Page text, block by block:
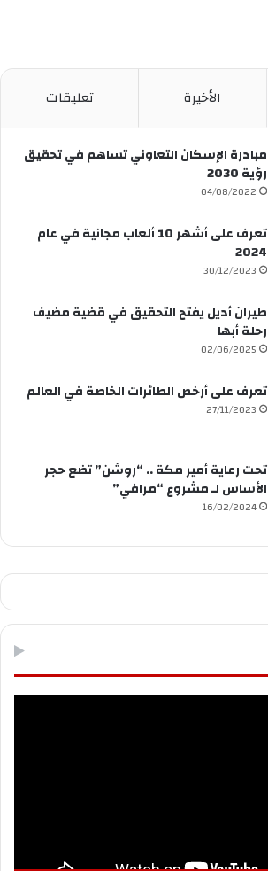
الأخيرة تعليقات
مبادرة الإسكان التعاوني تساهم في تحقيق
رؤية 2030
04/08/2022
تعرف على أشهر 10 ألعاب مجانية في عام
2024
30/12/2023
طيران أديل يفتح التحقيق في قضية مضيف
رحلة أبها
02/06/2025
تعرف على أرخص الطائرات الخاصة في العالم
27/11/2023
تحت رعاية أمير مكة .. “روشن” تضع حجر
الأساس لـ مشروع “مرافي”
16/02/2024